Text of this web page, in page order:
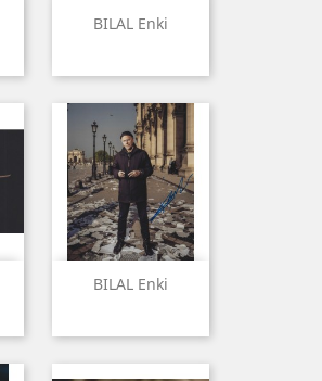
BILAL Enki
BILAL Enki